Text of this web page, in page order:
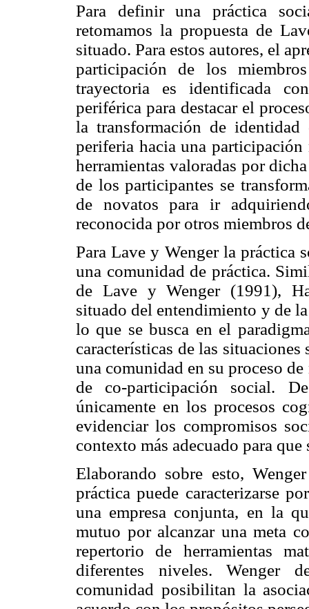
Para definir una práctica
retomamos la propuesta de
situado. Para estos autores, el
participación de los
trayectoria es identificada
periférica para destacar el
la transformación de
periferia hacia una
herramientas valoradas por
de los participantes se
de novatos para ir
reconocida por otros miembros
Para Lave y Wenger la práctica
una comunidad de práctica.
de Lave y Wenger (1991),
situado del entendimiento y de
lo que se busca en el
características de las
una comunidad en su proceso
de co-participación social.
únicamente en los procesos
evidenciar los compromisos
contexto más adecuado para que
Elaborando sobre esto,
práctica puede caracterizarse
una empresa conjunta, en la
mutuo por alcanzar una meta
repertorio de herramientas
diferentes niveles. Wenger
comunidad posibilitan la